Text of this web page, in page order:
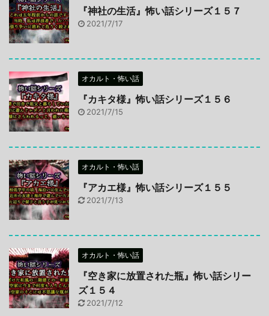
『神社の生活』怖い話シリーズ１５７
2021/7/17
オカルト・怖い話
『カキタ様』怖い話シリーズ１５６
2021/7/15
オカルト・怖い話
『アカエ様』怖い話シリーズ１５５
2021/7/13
オカルト・怖い話
『空き家に放置された瓶』怖い話シリー
ズ１５４
2021/7/12